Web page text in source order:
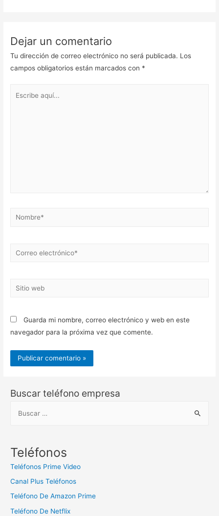
Dejar un comentario
Tu dirección de correo electrónico no será publicada. Los
campos obligatorios están marcados con *
Nombre*
Correo
Sitio
Guarda mi nombre, correo electrónico y web en este
navegador para la próxima vez que comente.
Buscar teléfono empresa
c
:
Teléfonos
Teléfonos Prime Video
Canal Plus Teléfonos
Teléfono De Amazon Prime
Teléfono De Netflix